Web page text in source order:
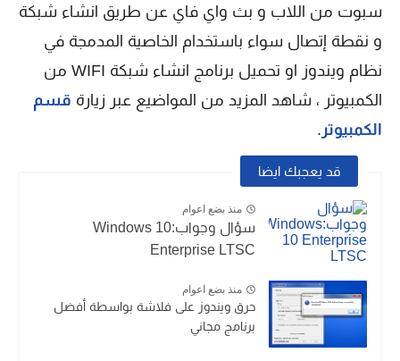
سبوت من اللاب و بث واي فاي عن طريق انشاء شبكة
و نقطة إتصال سواء باستخدام الخاصية المدمجة في
نظام ويندوز او تحميل برنامج انشاء شبكة WIFI من
الكمبيوتر ، شاهد المزيد من المواضيع عبر زيارة قسم
الكمبيوتر .
قد يعجبك ايضا
منذ بضع اعوام
سؤال وجواب:Windows 10
Enterprise LTSC
منذ بضع اعوام
حرق ويندوز على فلاشة بواسطة أفضل
برنامج مجاني